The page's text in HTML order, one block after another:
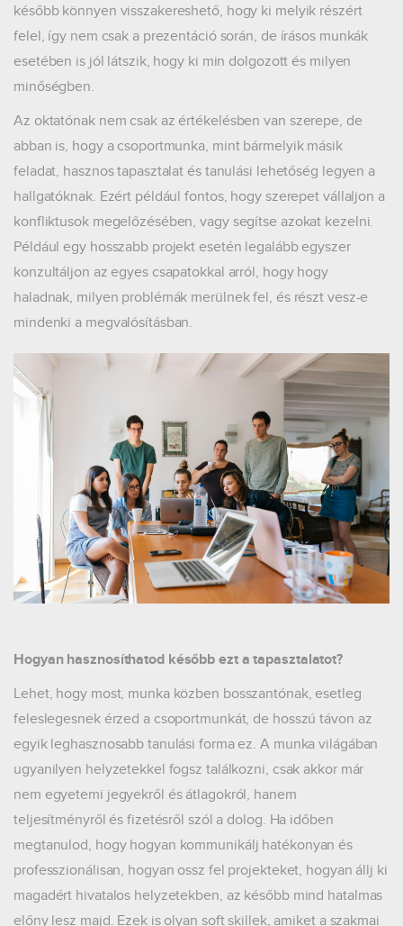
később könnyen visszakereshető, hogy ki melyik részért
felel, így nem csak a prezentáció során, de írásos munkák
esetében is jól látszik, hogy ki min dolgozott és milyen
minőségben.
Az oktatónak nem csak az értékelésben van szerepe, de
abban is, hogy a csoportmunka, mint bármelyik másik
feladat, hasznos tapasztalat és tanulási lehetőség legyen a
hallgatóknak. Ezért például fontos, hogy szerepet vállaljon a
konfliktusok megelőzésében, vagy segítse azokat kezelni.
Például egy hosszabb projekt esetén legalább egyszer
konzultáljon az egyes csapatokkal arról, hogy hogy
haladnak, milyen problémák merülnek fel, és részt vesz-e
mindenki a megvalósításban.
Hogyan hasznosíthatod később ezt a tapasztalatot?
Lehet, hogy most, munka közben bosszantónak, esetleg
feleslegesnek érzed a csoportmunkát, de hosszú távon az
egyik leghasznosabb tanulási forma ez. A munka világában
ugyanilyen helyzetekkel fogsz találkozni, csak akkor már
nem egyetemi jegyekről és átlagokról, hanem
teljesítményről és fizetésről szól a dolog. Ha időben
megtanulod, hogy hogyan kommunikálj hatékonyan és
professzionálisan, hogyan ossz fel projekteket, hogyan állj ki
magadért hivatalos helyzetekben, az később mind hatalmas
előny lesz majd. Ezek is olyan soft skillek, amiket a szakmai